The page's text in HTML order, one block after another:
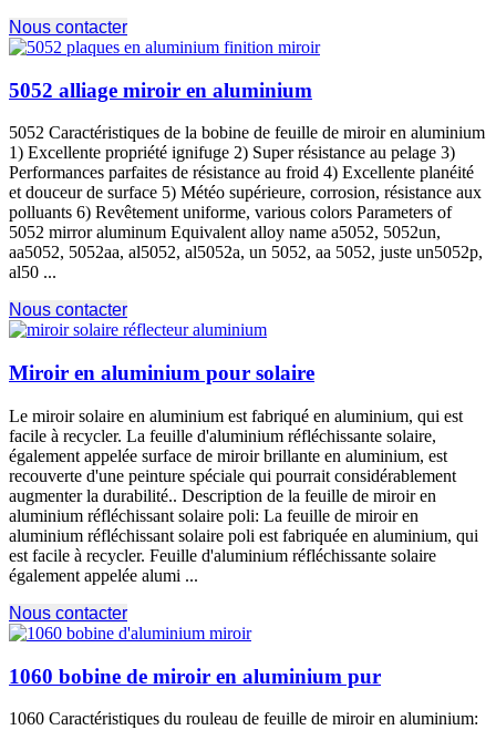
Nous contacter
5052 alliage miroir en aluminium
5052 Caractéristiques de la bobine de feuille de miroir en aluminium
1) Excellente propriété ignifuge 2) Super résistance au pelage 3)
Performances parfaites de résistance au froid 4) Excellente planéité
et douceur de surface 5) Météo supérieure, corrosion, résistance aux
polluants 6) Revêtement uniforme, various colors Parameters of
5052 mirror aluminum Equivalent alloy name a5052, 5052un,
aa5052, 5052aa, al5052, al5052a, un 5052, aa 5052, juste un5052p,
al50 ...
Nous contacter
Miroir en aluminium pour solaire
Le miroir solaire en aluminium est fabriqué en aluminium, qui est
facile à recycler. La feuille d'aluminium réfléchissante solaire,
également appelée surface de miroir brillante en aluminium, est
recouverte d'une peinture spéciale qui pourrait considérablement
augmenter la durabilité.. Description de la feuille de miroir en
aluminium réfléchissant solaire poli: La feuille de miroir en
aluminium réfléchissant solaire poli est fabriquée en aluminium, qui
est facile à recycler. Feuille d'aluminium réfléchissante solaire
également appelée alumi ...
Nous contacter
1060 bobine de miroir en aluminium pur
1060 Caractéristiques du rouleau de feuille de miroir en aluminium: